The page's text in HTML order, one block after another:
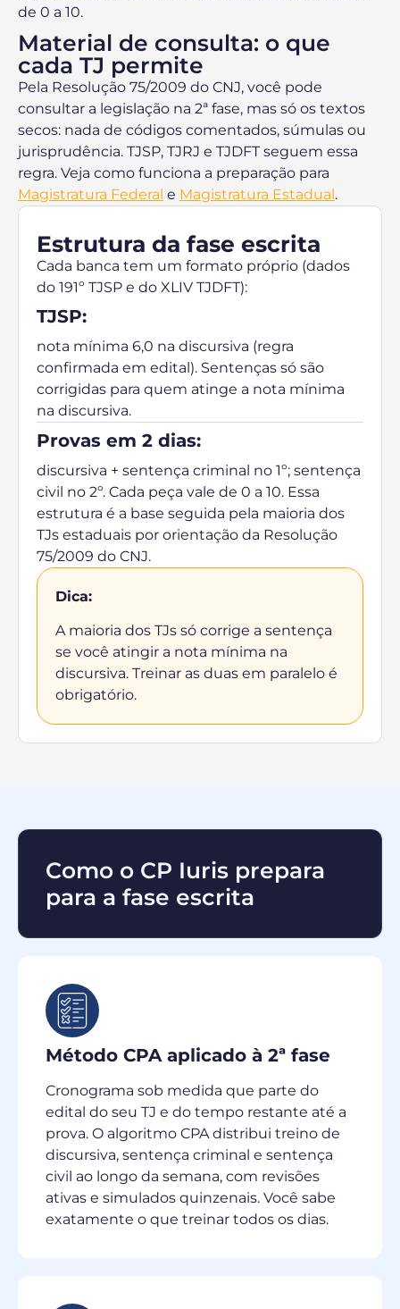
de 0 a 10.
Material de consulta: o que
cada TJ permite
Pela Resolução 75/2009 do CNJ, você pode
consultar a legislação na 2ª fase, mas só os textos
secos: nada de códigos comentados, súmulas ou
jurisprudência. TJSP, TJRJ e TJDFT seguem essa
regra. Veja como funciona a preparação para
Magistratura Federal e Magistratura Estadual.
Estrutura da fase escrita
Cada banca tem um formato próprio (dados
do 191º TJSP e do XLIV TJDFT):
TJSP:
nota mínima 6,0 na discursiva (regra
confirmada em edital). Sentenças só são
corrigidas para quem atinge a nota mínima
na discursiva.
Provas em 2 dias:
discursiva + sentença criminal no 1º; sentença
civil no 2º. Cada peça vale de 0 a 10. Essa
estrutura é a base seguida pela maioria dos
TJs estaduais por orientação da Resolução
75/2009 do CNJ.
Dica:
A maioria dos TJs só corrige a sentença
se você atingir a nota mínima na
discursiva. Treinar as duas em paralelo é
obrigatório.
Como o CP Iuris prepara
para a fase escrita
Método CPA aplicado à 2ª fase
Cronograma sob medida que parte do
edital do seu TJ e do tempo restante até a
prova. O algoritmo CPA distribui treino de
discursiva, sentença criminal e sentença
civil ao longo da semana, com revisões
ativas e simulados quinzenais. Você sabe
exatamente o que treinar todos os dias.